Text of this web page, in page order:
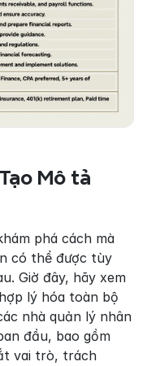
Mô tả
phá cách mà
có thể được tùy
Giờ đây, hãy xem
lý hóa toàn bộ
nhà quản lý nhân
đầu, bao gồm
vai trò, trách